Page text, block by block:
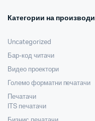
Категории на производи
Uncategorized
Бар-код читачи
Видео проектори
Големо форматни печатачи
Печатачи
ITS печатачи